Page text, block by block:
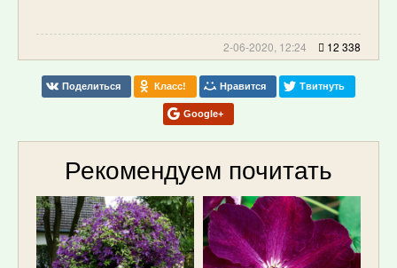
2-06-2020, 12:24 12 338
Поделиться Класс! Нравится Твитнуть
Google+
Рекомендуем почитать